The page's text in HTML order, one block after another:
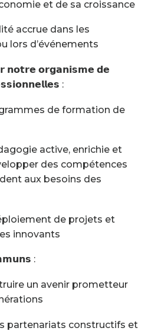
et de sa croissance
accrue dans les
lors d’événements
𝗻𝗼𝘁𝗿𝗲 𝗼𝗿𝗴𝗮𝗻𝗶𝘀𝗺𝗲 𝗱𝗲
:
de formation de
active, enrichie et
des compétences
aux besoins des
de projets et
innovants
:
un avenir prometteur
partenariats constructifs et